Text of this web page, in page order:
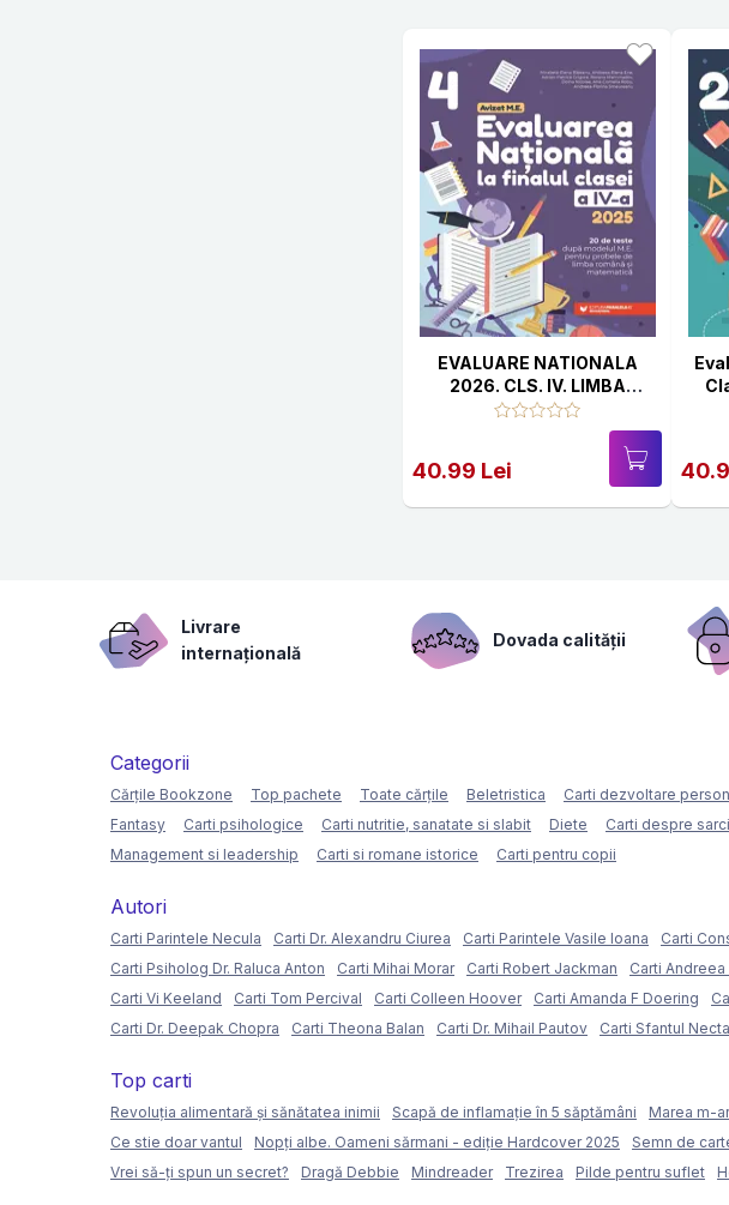
EVALUARE NATIONALA
2026. CLS. IV. LIMBA
ROMANA. MATEMATICA
40.99 Lei
Livrare
internațională
Dovada calității
Categorii
Cărțile Bookzone Top pachete Toate cărțile Beletristica Carti dezvoltare
Fantasy
Carti psihologice Carti nutritie, sanatate si slabit Diete Carti despre
Management si leadership
Carti si romane istorice Carti pentru copii
Autori
Carti Parintele Necula Carti Dr. Alexandru Ciurea Carti Parintele Vasile Ioana Carti
Carti Psiholog Dr. Raluca Anton
Carti Mihai Morar Carti Robert Jackman Carti
Carti Vi Keeland
Carti Tom Percival Carti Colleen Hoover Carti Amanda F Doering
Carti Dr. Deepak Chopra
Carti Theona Balan Carti Dr. Mihail Pautov Carti Sfantul
Top carti
Revoluția alimentară și sănătatea inimii Scapă de inflamație în 5 săptămâni Marea m-
Ce stie doar vantul
Nopți albe. Oameni sărmani - ediție Hardcover 2025 Semn de
Vrei să-ți spun un secret?
Dragă Debbie Mindreader Trezirea Pilde pentru suflet